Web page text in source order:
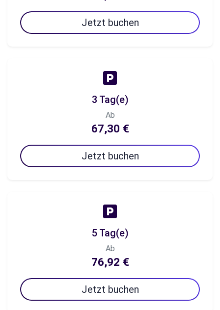
Jetzt buchen
3 Tag(e)
Ab
67,30 €
Jetzt buchen
5 Tag(e)
Ab
76,92 €
Jetzt buchen